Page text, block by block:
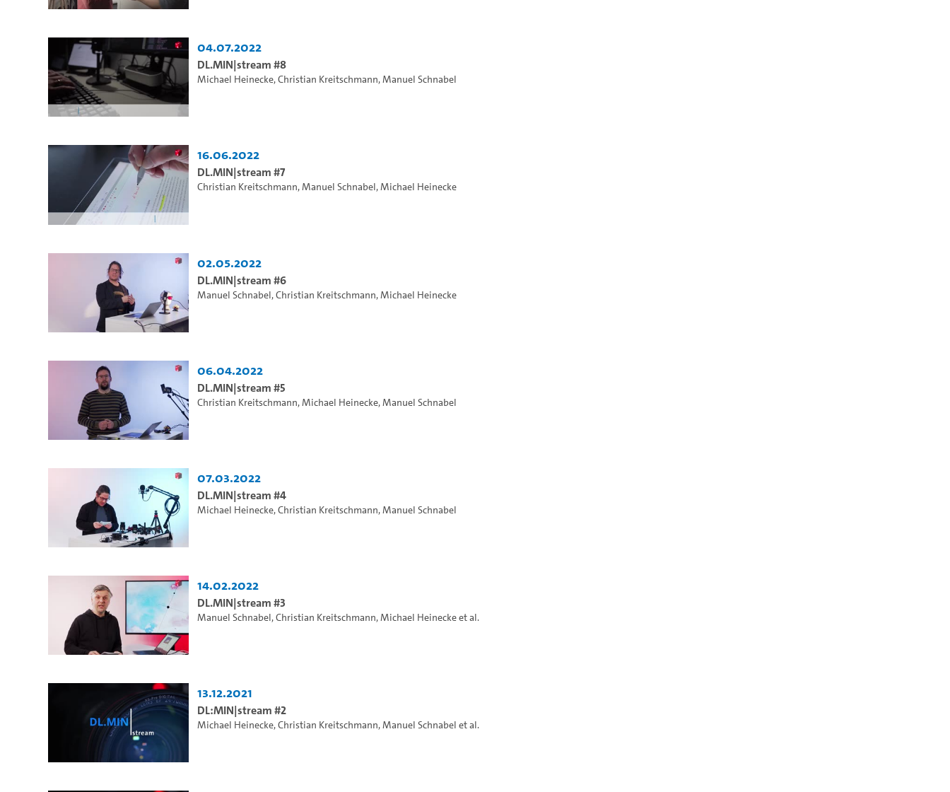
04.07.2022
DL.MIN|stream #8
Michael Heinecke,Christian Kreitschmann,Manuel Schnabel
16.06.2022
DL.MIN|stream #7
Christian Kreitschmann,Manuel Schnabel,Michael Heinecke
02.05.2022
DL.MIN|stream #6
Manuel Schnabel,Christian Kreitschmann,Michael Heinecke
06.04.2022
DL.MIN|stream #5
Christian Kreitschmann,Michael Heinecke,Manuel Schnabel
07.03.2022
DL.MIN|stream #4
Michael Heinecke,Christian Kreitschmann,Manuel Schnabel
14.02.2022
DL.MIN|stream #3
Manuel Schnabel,Christian Kreitschmann,Michael Heineckeet al.
13.12.2021
DL:MIN|stream #2
Michael Heinecke,Christian Kreitschmann,Manuel Schnabel et al.